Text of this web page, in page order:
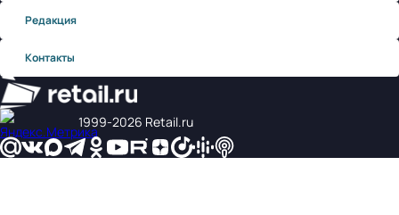
Редакция
Контакты
1999‑2026 Retail.ru